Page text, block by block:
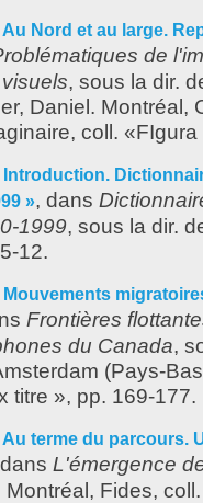
Au Nord et au large.
de
, sous la dir.
Daniel . Montréal,
coll.
Introduction.
», dans
1999, sous la dir.
12.
Mouvements
Frontières
du Canada,
(Pays-
titre », pp. 169-177.
Au terme du parcours.
L'émergence
Montréal, Fides,